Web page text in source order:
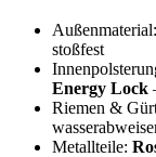
Außenmaterial:
stoßfest
Energy Lock
Riemen &
Metallteile: